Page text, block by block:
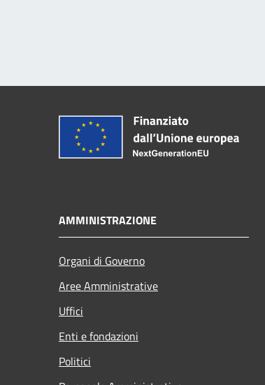
AMMINISTRAZIONE
Organi di Governo
Aree Amministrative
Uffici
Enti e fondazioni
Politici